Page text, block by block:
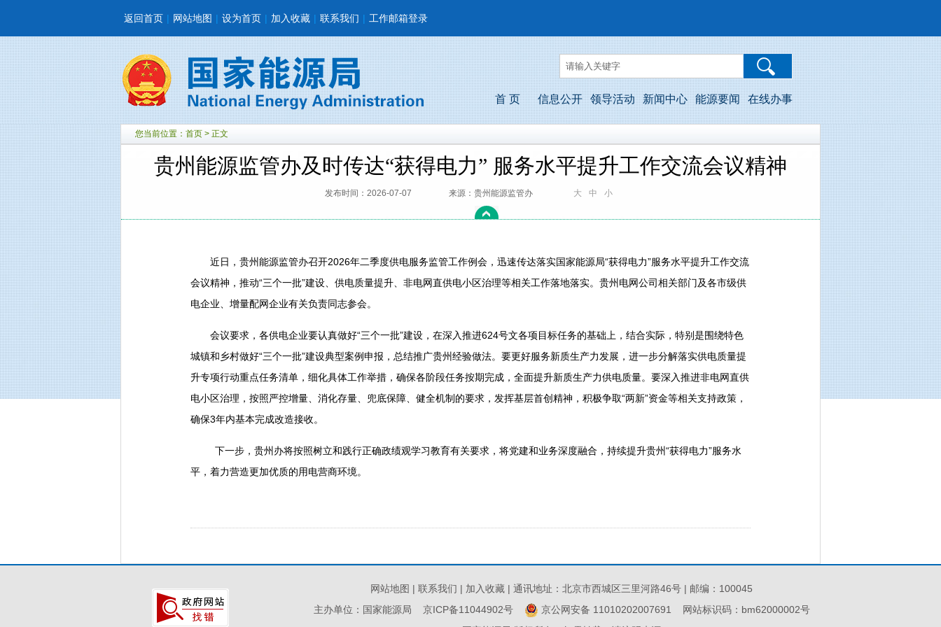
返回首页 | 网站地图 | 设为首页 | 加入收藏 | 联系我们 | 工作邮箱登录
首 页 信息公开 领导活动 新闻中心 能源要闻 在线办事
您当前位置： 首页 > 正文
贵州能源监管办及时传达“获得电力” 服务水平提升工作交流会议精神
发布时间：2026-07-07 来源：贵州能源监管办 大 中 小
近日，贵州能源监管办召开2026年二季度供电服务监管工作例会，迅速传达落实国家能源局“获得电力”服务水平提升工作交流
会议精神，推动“三个一批”建设、供电质量提升、非电网直供电小区治理等相关工作落地落实。贵州电网公司相关部门及各市级供
电企业、增量配网企业有关负责同志参会。
会议要求，各供电企业要认真做好“三个一批”建设，在深入推进624号文各项目标任务的基础上，结合实际，特别是围绕特色
城镇和乡村做好“三个一批”建设典型案例申报，总结推广贵州经验做法。要更好服务新质生产力发展，进一步分解落实供电质量提
升专项行动重点任务清单，细化具体工作举措，确保各阶段任务按期完成，全面提升新质生产力供电质量。要深入推进非电网直供
电小区治理，按照严控增量、消化存量、兜底保障、健全机制的要求，发挥基层首创精神，积极争取“两新”资金等相关支持政策，
确保3年内基本完成改造接收。
下一步，贵州办将按照树立和践行正确政绩观学习教育有关要求，将党建和业务深度融合，持续提升贵州“获得电力”服务水
平，着力营造更加优质的用电营商环境。